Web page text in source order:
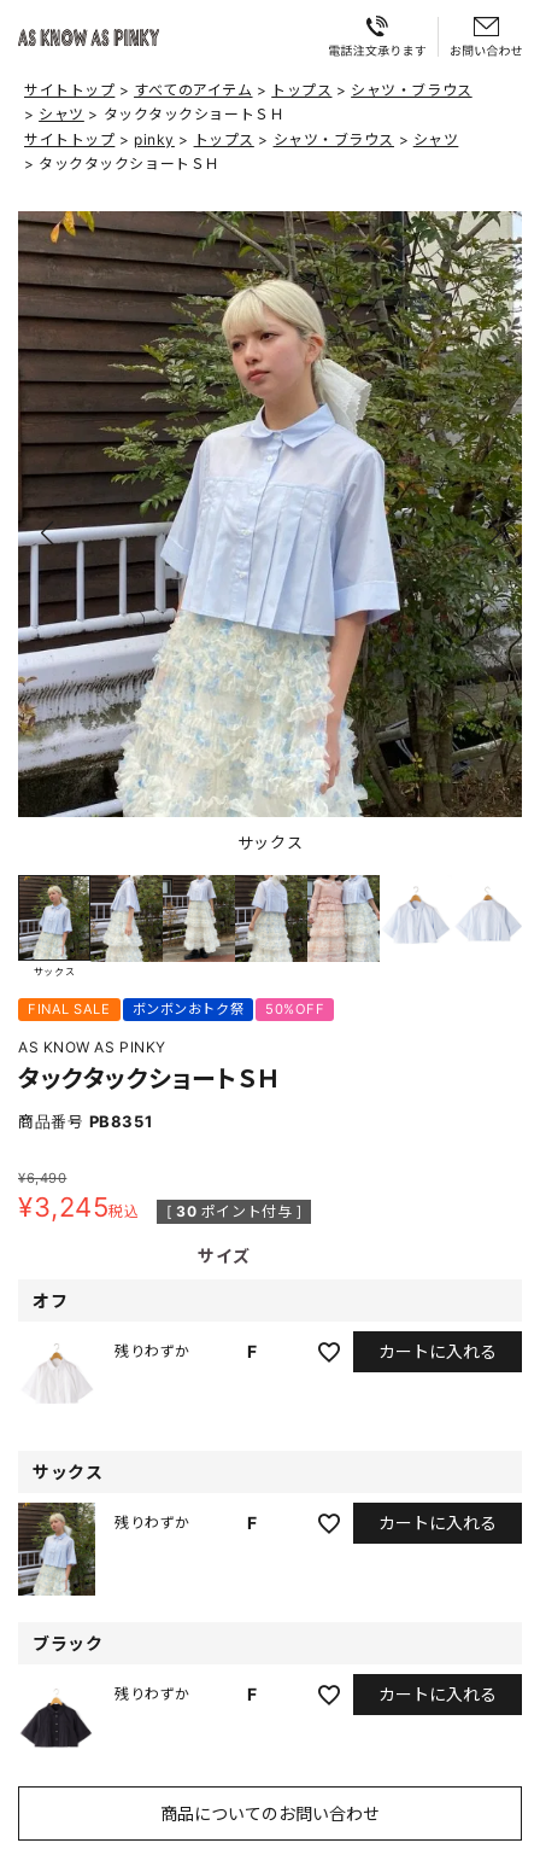
サイトトップ すべてのアイテム トップス
シャツ・ブラウス
シャツ
タックタックショートＳＨ
サイトトップ
pinky トップス シャツ・ブラウス
シャツ
タックタックショートＳＨ
サックス
サックス
FINAL SALE ボンボンおトク祭 50%OFF
AS KNOW AS PINKY
タックタックショートＳＨ
商品番号 PB8351
¥6,490
¥3,245税込 [ 30 ポイント付与 ]
サイズ
オフ
F
残りわずか カートに入れる
サックス
F
残りわずか カートに入れる
ブラック
F
残りわずか カートに入れる
商品についてのお問い合わせ